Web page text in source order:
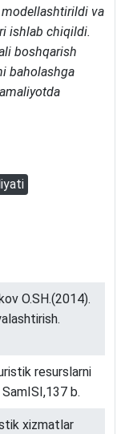
va
ishlab chiqildi.
boshqarish
baholashga
O.SH.(2014).
resurslarni
b.
xizmatlar